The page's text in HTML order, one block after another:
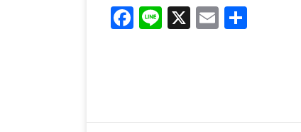
Facebook
Line
X Email